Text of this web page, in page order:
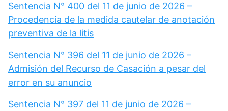
Sentencia N° 400 del 11 de junio de 2026 –
Procedencia de la medida cautelar de anotación
preventiva de la litis
Sentencia N° 396 del 11 de junio de 2026 –
Admisión del Recurso de Casación a pesar del
error en su anuncio
Sentencia N° 397 del 11 de junio de 2026 –